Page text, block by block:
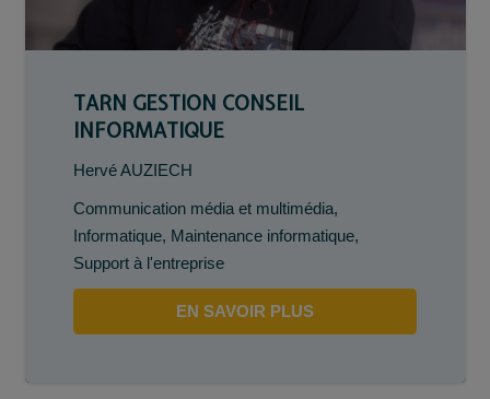
TARN GESTION CONSEIL
INFORMATIQUE
Hervé AUZIECH
Communication média et multimédia,
Informatique, Maintenance informatique,
Support à l'entreprise
EN SAVOIR PLUS